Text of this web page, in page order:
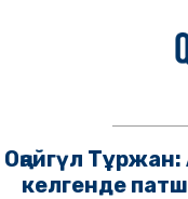
Оңайгүл
келгенде